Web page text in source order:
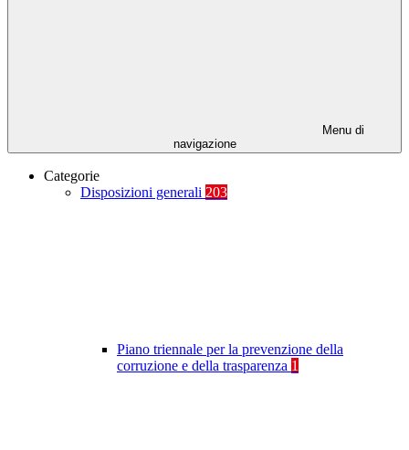
Menu di
navigazione
Categorie
Disposizioni generali 203
Piano triennale per la prevenzione della
corruzione e della trasparenza 1